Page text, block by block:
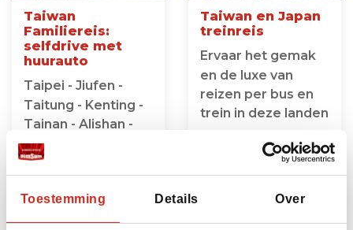
Toestemming Details Over
Taiwan
Familiereis:
selfdrive met
huurauto
Taipei - Jiufen -
Taitung - Kenting -
Tainan - Alishan -
Sun Moon Lake
16 dagen
vanaf €1495 per
Taiwan en Japan
treinreis
Ervaar het gemak
en de luxe van
reizen per bus en
trein in deze landen
23 dagen
vanaf €3175 per